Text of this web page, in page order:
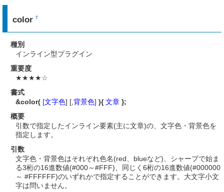
color†
種別
インライン型プラグイン
重要度
★★★★☆
書式
&color( [文字色] [,背景色] ){ 文章 };
概要
引数で指定したインライン要素(主に文章)の、文字色・背景色を
指定します。
引数
文字色・背景色はそれぞれ色名(red、blueなど)、シャープで始ま
る3桁の16進数値(#000～#FFF)、同じく6桁の16進数値(#000000
～ #FFFFFF)のいずれかで指定することができます。大文字小文
字は問いません。